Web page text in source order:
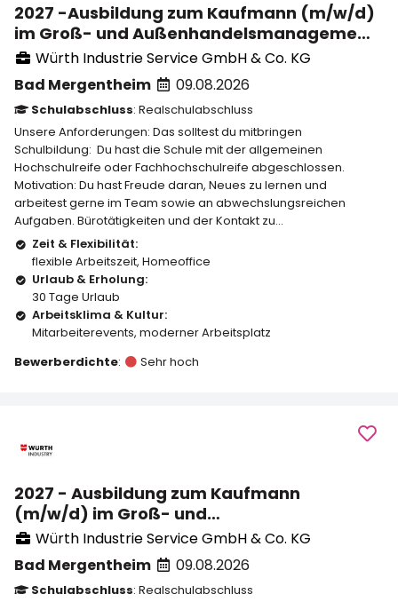
2027 -Ausbildung zum Kaufmann (m/w/d)
im Groß- und Außenhandelsmanagement
Zusatzqualifikation IWM
Würth Industrie Service GmbH & Co. KG
Bad Mergentheim
09.08.2026
Schulabschluss: Realschulabschluss
Unsere Anforderungen: Das solltest du mitbringen
Schulbildung: Du hast die Schule mit der allgemeinen
Hochschulreife oder Fachhochschulreife abgeschlossen.
Motivation: Du hast Freude daran, Neues zu lernen und
arbeitest gerne im Team sowie an abwechslungsreichen
Aufgaben. Bürotätigkeiten und der Kontakt zu...
Zeit & Flexibilität:
flexible Arbeitszeit, Homeoffice
Urlaub & Erholung:
30 Tage Urlaub
Arbeitsklima & Kultur:
Mitarbeiterevents, moderner Arbeitsplatz
Bewerberdichte: Sehr hoch
2027 - Ausbildung zum Kaufmann
(m/w/d) im Groß- und
Außenhandelsmanagement
Würth Industrie Service GmbH & Co. KG
Bad Mergentheim
09.08.2026
Schulabschluss: Realschulabschluss